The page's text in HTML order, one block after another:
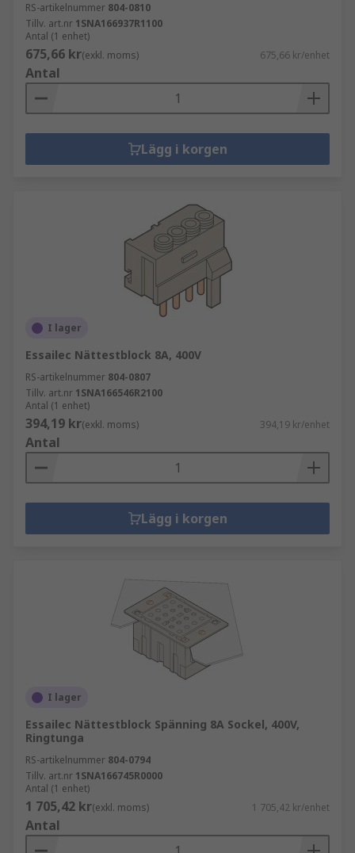
RS-artikelnummer 804-0810
Tillv. art.nr 1SNA166937R1100
Antal (1 enhet)
675,66 kr(exkl. moms) 675,66 kr/enhet
Antal
Lägg i korgen
I lager
Essailec Nättestblock 8A, 400V
RS-artikelnummer 804-0807
Tillv. art.nr 1SNA166546R2100
Antal (1 enhet)
394,19 kr(exkl. moms) 394,19 kr/enhet
Antal
Lägg i korgen
I lager
Essailec Nättestblock Spänning 8A Sockel, 400V,
Ringtunga
RS-artikelnummer 804-0794
Tillv. art.nr 1SNA166745R0000
Antal (1 enhet)
1 705,42 kr(exkl. moms) 1 705,42 kr/enhet
Antal